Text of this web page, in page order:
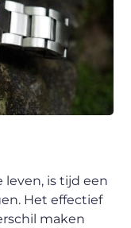
is tijd een
Het effectief
maken